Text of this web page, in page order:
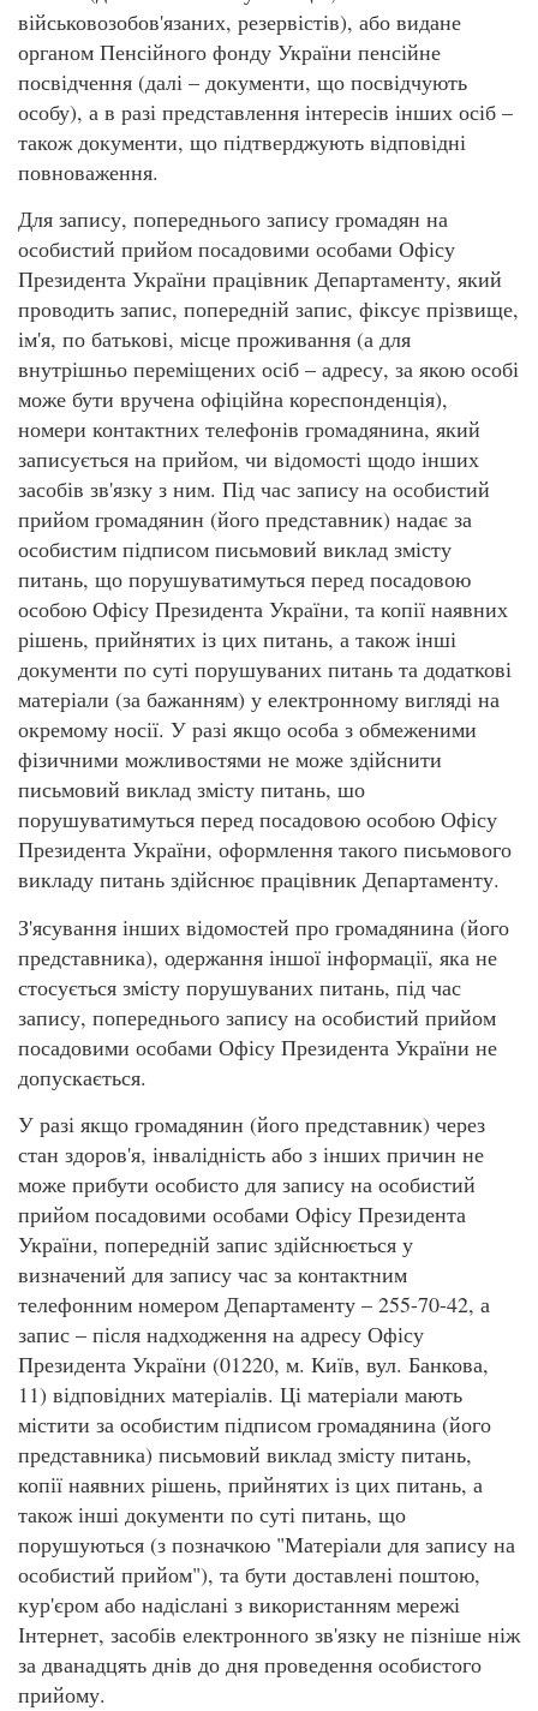
військовозобов'язаних, резервістів), або видане
органом Пенсійного фонду України пенсійне
посвідчення (далі – документи, що посвідчують
особу), а в разі представлення інтересів інших осіб –
також документи, що підтверджують відповідні
повноваження.
Для запису, попереднього запису громадян на
особистий прийом посадовими особами Офісу
Президента України працівник Департаменту, який
проводить запис, попередній запис, фіксує прізвище,
ім'я, по батькові, місце проживання (а для
внутрішньо переміщених осіб – адресу, за якою особі
може бути вручена офіційна кореспонденція),
номери контактних телефонів громадянина, який
записується на прийом, чи відомості щодо інших
засобів зв'язку з ним. Під час запису на особистий
прийом громадянин (його представник) надає за
особистим підписом письмовий виклад змісту
питань, що порушуватимуться перед посадовою
особою Офісу Президента України, та копії наявних
рішень, прийнятих із цих питань, а також інші
документи по суті порушуваних питань та додаткові
матеріали (за бажанням) у електронному вигляді на
окремому носії. У разі якщо особа з обмеженими
фізичними можливостями не може здійснити
письмовий виклад змісту питань, шо
порушуватимуться перед посадовою особою Офісу
Президента України, оформлення такого письмового
викладу питань здійснює працівник Департаменту.
З'ясування інших відомостей про громадянина (його
представника), одержання іншої інформації, яка не
стосується змісту порушуваних питань, під час
запису, попереднього запису на особистий прийом
посадовими особами Офісу Президента України не
допускається.
У разі якщо громадянин (його представник) через
стан здоров'я, інвалідність або з інших причин не
може прибути особисто для запису на особистий
прийом посадовими особами Офісу Президента
України, попередній запис здійснюється у
визначений для запису час за контактним
телефонним номером Департаменту – 255-70-42, а
запис – після надходження на адресу Офісу
Президента України (01220, м. Київ, вул. Банкова,
11) відповідних матеріалів. Ці матеріали мають
містити за особистим підписом громадянина (його
представника) письмовий виклад змісту питань,
копії наявних рішень, прийнятих із цих питань, а
також інші документи по суті питань, що
порушуються (з позначкою "Матеріали для запису на
особистий прийом"), та бути доставлені поштою,
кур'єром або надіслані з використанням мережі
Інтернет, засобів електронного зв'язку не пізніше ніж
за дванадцять днів до дня проведення особистого
прийому.